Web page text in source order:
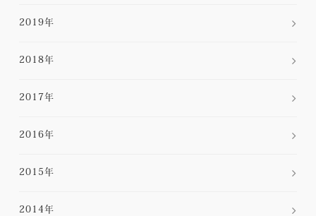
2019年
2018年
2017年
2016年
2015年
2014年